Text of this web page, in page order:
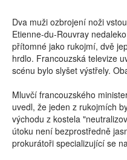
Dva muži ozbrojení noži
Etienne-du-Rouvray
přítomné jako rukojmí, dvě
hrdlo. Francouzská televize
scénu bylo slyšet výstřely.
Mluvčí francouzského
uvedl, že jeden z rukojmích
východu z kostela
útoku není bezprostředně
prokurátoři specializující se